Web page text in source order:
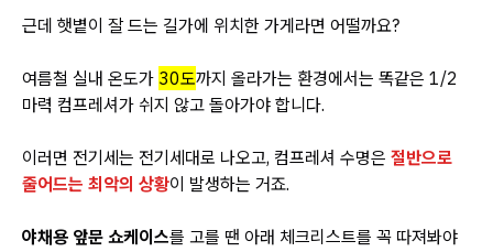
근데 햇볕이 잘 드는 길가에 위치한 가게라면 어떨까요?
여름철 실내 온도가 30도까지 올라가는 환경에서는 똑같은 1/2
마력 컴프레셔가 쉬지 않고 돌아가야 합니다.
이러면 전기세는 전기세대로 나오고, 컴프레셔 수명은 절반으로
줄어드는 최악의 상황이 발생하는 거죠.
야채용 앞문 쇼케이스를 고를 땐 아래 체크리스트를 꼭 따져봐야